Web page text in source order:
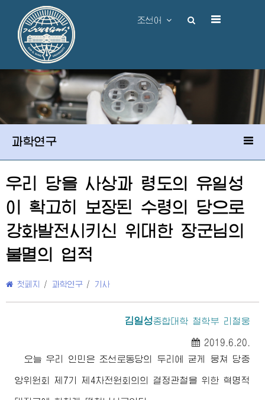
조선어
과학연구
우리 당을 사상과 령도의 유일성
이 확고히 보장된 수령의 당으로
강화발전시키신 위대한 장군님의
불멸의 업적
첫페지 / 과학연구 / 기사
김일성종합대학 철학부 리철웅
2019.6.20.
오늘 우리 인민은 조선로동당의 두리에 굳게 뭉쳐 당중
앙위원회 제7기 제4차전원회의의 결정관철을 위한 혁명적